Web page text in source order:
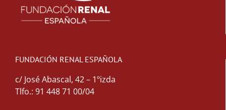
FUNDACIÓN RENAL ESPAÑOLA
c/ José Abascal, 42 – 1ºizda
Tlfo.: 91 448 71 00/04